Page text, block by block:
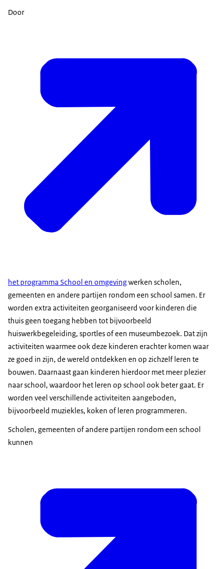
Door
het programma School en omgevingwerken scholen,
gemeenten en andere partijen rondom een school samen. Er
worden extra activiteiten georganiseerd voor kinderen die
thuis geen toegang hebben tot bijvoorbeeld
huiswerkbegeleiding, sportles of een museumbezoek. Dat zijn
activiteiten waarmee ook deze kinderen erachter komen waar
ze goed in zijn, de wereld ontdekken en op zichzelf leren te
bouwen. Daarnaast gaan kinderen hierdoor met meer plezier
naar school, waardoor het leren op school ook beter gaat. Er
worden veel verschillende activiteiten aangeboden,
bijvoorbeeld muziekles, koken of leren programmeren.
Scholen, gemeenten of andere partijen rondom een school
kunnen